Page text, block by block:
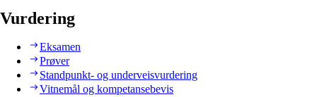
Vurdering
Eksamen
Prøver
Standpunkt- og underveisvurdering
Vitnemål og kompetansebevis